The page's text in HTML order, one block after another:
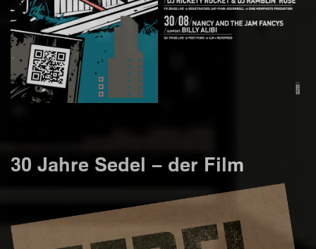
30 Jahre Sedel – der Film